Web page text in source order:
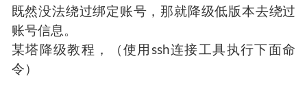
既然没法绕过绑定账号，那就降级低版本去绕过
账号信息。
某塔降级教程，（使用ssh连接工具执行下面命
令）